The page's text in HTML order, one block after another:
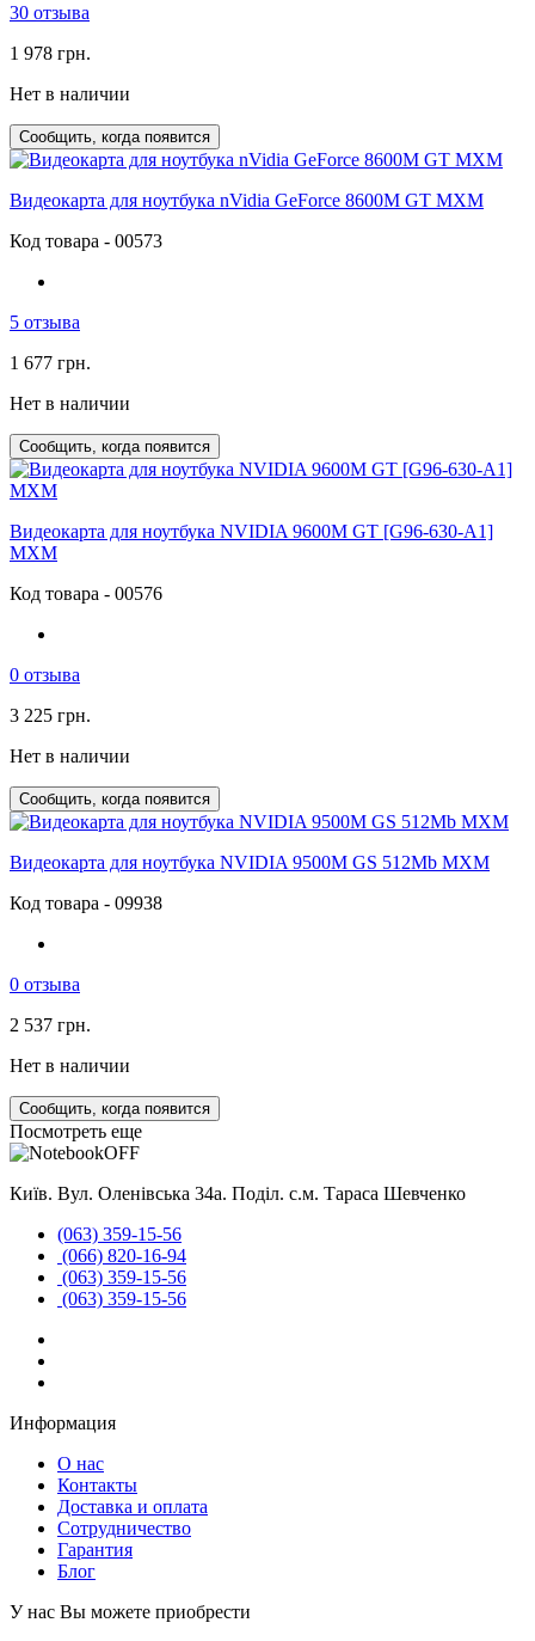
30 отзыва
1 978 грн.
Нет в наличии
Сообщить, когда появится
Видеокарта для ноутбука nVidia GeForce 8600M GT MXM
Код товара - 00573
5 отзыва
1 677 грн.
Нет в наличии
Сообщить, когда появится
Видеокарта для ноутбука NVIDIA 9600M GT [G96-630-A1]
MXM
Код товара - 00576
0 отзыва
3 225 грн.
Нет в наличии
Сообщить, когда появится
Видеокарта для ноутбука NVIDIA 9500M GS 512Mb MXM
Код товара - 09938
0 отзыва
2 537 грн.
Нет в наличии
Сообщить, когда появится
Посмотреть еще
Київ. Вул. Оленівська 34а. Поділ. с.м. Тараса Шевченко
(063) 359-15-56
(066) 820-16-94
(063) 359-15-56
(063) 359-15-56
Информация
О нас
Контакты
Доставка и оплата
Сотрудничество
Гарантия
Блог
У нас Вы можете приобрести